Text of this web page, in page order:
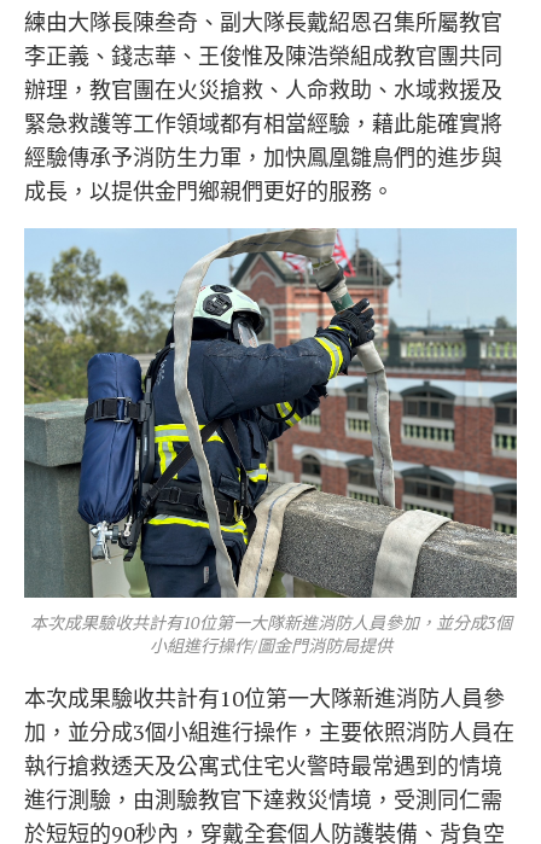
練由大隊長陳叁奇、副大隊長戴紹恩召集所屬教官
李正義、錢志華、王俊惟及陳浩榮組成教官團共同
辦理，教官團在火災搶救、人命救助、水域救援及
緊急救護等工作領域都有相當經驗，藉此能確實將
經驗傳承予消防生力軍，加快鳳凰雛鳥們的進步與
成長，以提供金門鄉親們更好的服務。
本次成果驗收共計有10位第一大隊新進消防人員參加，並分成3個
小組進行操作/圖金門消防局提供
本次成果驗收共計有10位第一大隊新進消防人員參
加，並分成3個小組進行操作，主要依照消防人員在
執行搶救透天及公寓式住宅火警時最常遇到的情境
進行測驗，由測驗教官下達救災情境，受測同仁需
於短短的90秒內，穿戴全套個人防護裝備、背負空